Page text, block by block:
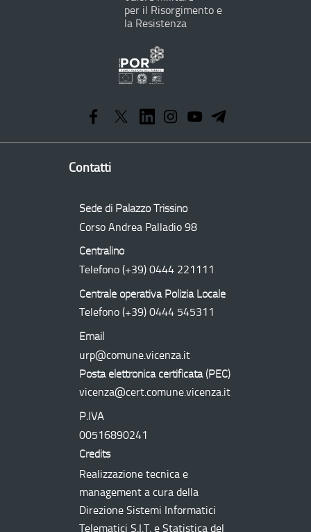
per il Risorgimento e
la Resistenza
Operativo
Regionale
Contatti
Sede di Palazzo Trissino
Corso Andrea Palladio 98
Centralino
Telefono (+39) 0444 221111
Centrale operativa Polizia Locale
Telefono (+39) 0444 545311
Email
urp@comune.vicenza.it
Posta elettronica certificata (PEC)
vicenza@cert.comune.vicenza.it
P.IVA
00516890241
Credits
Realizzazione tecnica e
management a cura della
Direzione Sistemi Informatici
Telematici S.I.T. e Statistica del